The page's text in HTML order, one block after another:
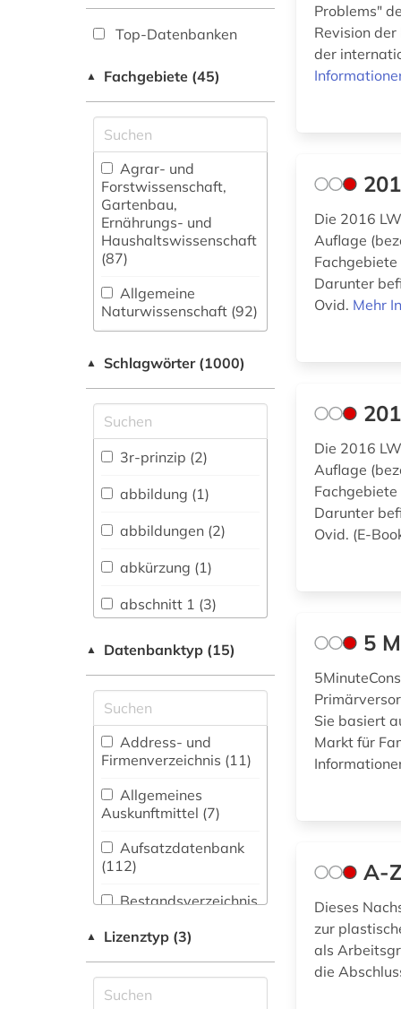
Top-Datenbanken
▲ Fachgebiete (45)
Agrar- und
Forstwissenschaft,
Gartenbau,
Ernährungs- und
Haushaltswissenschaft
(87)
Allgemeine
Naturwissenschaft (92)
fachübergreifende
Allgemeine und
vergleichende Sprach-
und
Literaturwissenschaft.
Indogermanistik.
Außereuropäische
Sprachen und
Literaturen (33)
Altertumswissenschaften
(2)
Anglistik.
Archäologie (5)
Architektur,
Bauingenieur- und
Vermessungswesen
(39)
Biotechnologie (271)
Buch- und
Bibliothekswesen,
(6)
Chemie und
Pharmazie (247)
▲ Schlagwörter (1000)
3r-prinzip (2)
abbildung (1)
abbildungen (2)
abkürzung (1)
abschnitt 1 (3)
abschnitt 2 (2)
abwasser (1)
administration (1)
adressbuch (5)
adressverzeichnis
(1)
aerospace (1)
afrika (3)
agrarwissenschaft
(2)
▲ Datenbanktyp (15)
Address- und
Firmenverzeichnis (11)
Allgemeines
Auskunftmittel (7)
Aufsatzdatenbank
(112)
Bestandsverzeichnis
▲ Lizenztyp (3)
Problems"
Revision
der
Die 2016
Auflage
Fachgebiete
Darunter
Ovid. Mehr
Die 2016
Auflage
Fachgebiete
Darunter
Ovid. (E-
5
Sie basiert
Markt für
A-
Dieses
zur
als
die